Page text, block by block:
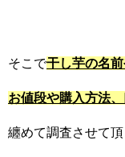
そこで干し芋の名
お値段や購入方法、
纏めて調査させて頂